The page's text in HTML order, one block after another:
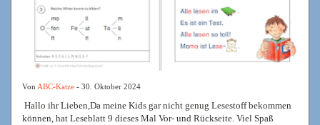
Von ABC-Katze - 30. Oktober 2024
Hallo ihr Lieben,Da meine Kids gar nicht genug Lesestoff bekommen
können, hat Leseblatt 9 dieses Mal Vor- und Rückseite. Viel Spaß